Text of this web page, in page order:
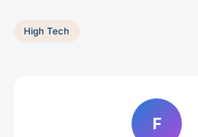
High Tech
F